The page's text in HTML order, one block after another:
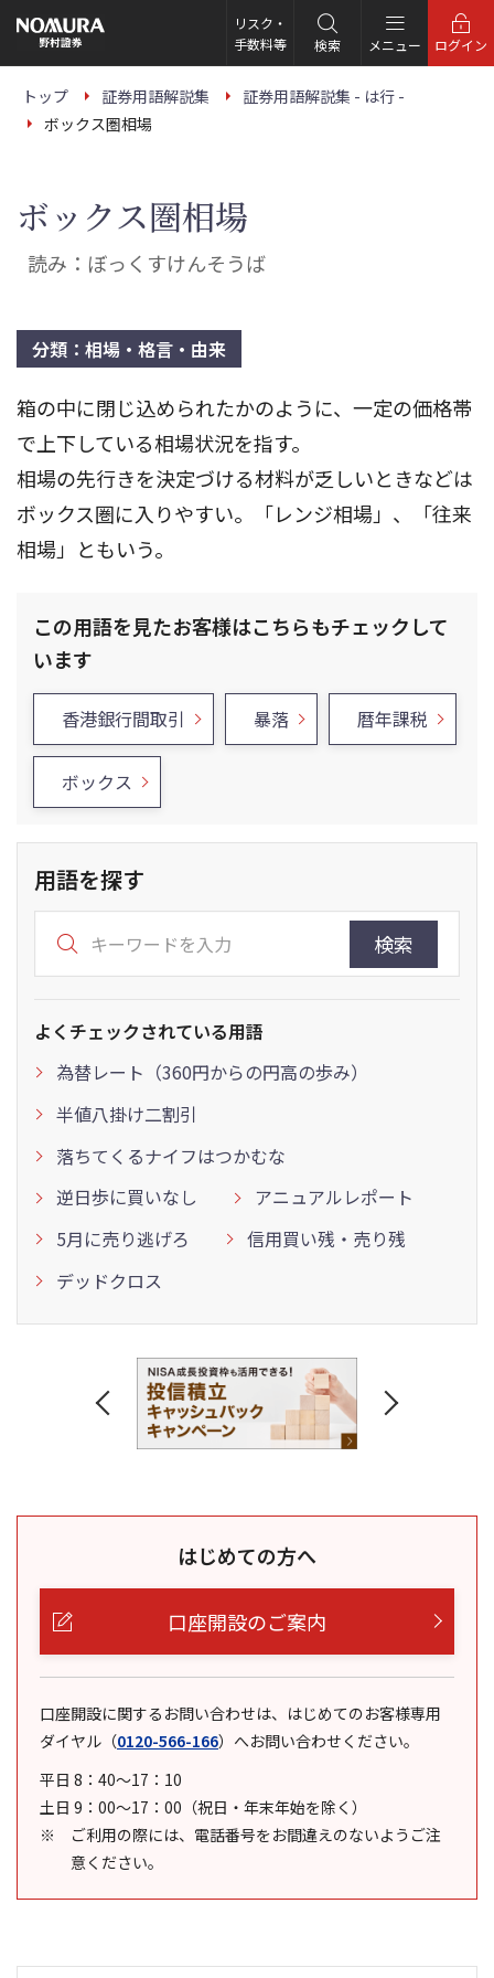
の
ー
リスク・
手数料等
検索 メニュー ログイン
トップ 証券用語解説集
証券用語解説集 - は行 -
ボックス圏相場
ボックス圏相場
読み：ぼっくすけんそうば
分類：相場・格言・由来
箱の中に閉じ込められたかのように、一定の価格帯
で上下している相場状況を指す。
相場の先行きを決定づける材料が乏しいときなどは
ボックス圏に入りやすい。「レンジ相場」、「往来
相場」ともいう。
この用語を見たお客様はこちらもチェックして
います
香港銀行間取引 暴落 暦年課税
ボックス
用語を探す
検索
よくチェックされている用語
為替レート（360円からの円高の歩み）
半値八掛け二割引
落ちてくるナイフはつかむな
逆日歩に買いなし
アニュアルレポート
5月に売り逃げろ
信用買い残・売り残
デッドクロス
はじめての方へ
口座開設のご案内
口座開設に関するお問い合わせは、はじめてのお客様専用
ダイヤル （0120-566-166） へお問い合わせください。
平日 8：40～17：10
土日 9：00～17：00（祝日・年末年始を除く）
ご利用の際には、電話番号をお間違えのないようご注
意ください。